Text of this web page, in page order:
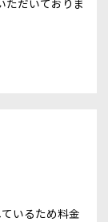
ただいておりま
いるため料金